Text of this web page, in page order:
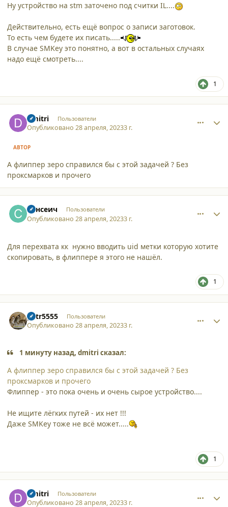
Ну устройство на stm заточено под считки IL....
Действительно, есть ещё вопрос о записи заготовок.
То есть чем будете их писать.....
В случае SMKey это понятно, а вот в остальных случаях
надо ещё смотреть....
1
dmitri Пользователи
Опубликовано28 апреля, 20233 г.
АВТОР
А флиппер зеро справился бы с этой задачей ? Без
проксмарков и прочего
Сансеич Пользователи
Опубликовано28 апреля, 20233 г.
Для перехвата кк нужно вводить uid метки которую хотите
скопировать, в флиппере я этого не нашёл.
1
petr5555 Пользователи
Опубликовано28 апреля, 20233 г.
1 минуту назад, dmitri сказал:
А флиппер зеро справился бы с этой задачей ? Без
проксмарков и прочего
Флиппер - это пока очень и очень сырое устройство....
Не ищите лёгких путей - их нет !!!
Даже SMKey тоже не всё может.....
1
dmitri Пользователи
Опубликовано28 апреля, 20233 г.